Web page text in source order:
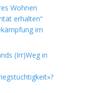
Wohnen
erhalten“
im
(Irr)Weg in